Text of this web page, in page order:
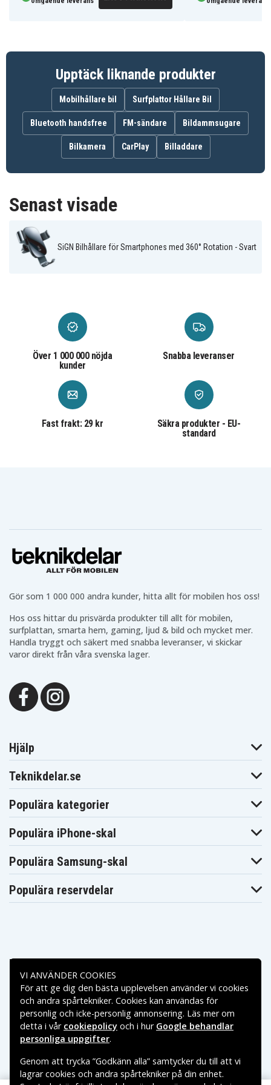
SN-ZS198
EAN / GTIN 7350101654354
Produkttyp Biltillbehör
SiGN
Material
Upptäck liknande produkter
Mobilhållare bil Surfplattor Hållare Bil
Bluetooth handsfree FM-sändare Bildammsugare
Bilkamera CarPlay Billaddare
Senast visade
SiGN Bilhållare för Smartphones med 360° Rotation - Svart
Över 1 000 000 nöjda
kunder
Snabba leveranser
Fast frakt: 29 kr
Säkra produkter - EU-
standard
Gör som 1 000 000 andra kunder, hitta allt för mobilen hos oss!
Hos oss hittar du prisvärda produkter till allt för mobilen,
surfplattan, smarta hem, gaming, ljud & bild och mycket mer.
Handla tryggt och säkert med snabba leveranser, vi skickar
varor direkt från våra svenska lager.
Hjälp
Teknikdelar.se
Populära kategorier
Populära iPhone-skal
Populära Samsung-skal
Populära reservdelar
Betalningsalternativ
Leveransalternativ
VI ANVÄNDER COOKIES
För att ge dig den bästa upplevelsen använder vi cookies
och andra spårtekniker. Cookies kan användas för
personlig och icke-personlig annonsering. Läs mer om
detta i vår cookiepolicy och i hur Google behandlar
personliga uppgifter.
Genom att trycka ”Godkänn alla” samtycker du till att vi
lagrar cookies och andra spårtekniker på din enhet.